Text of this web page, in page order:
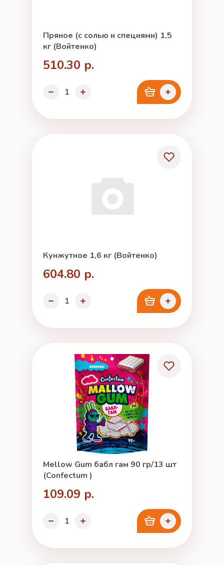
Пряное (с солью и специями) 1,5
кг (Войтенко)
510.30 р.
Кунжутное 1,6 кг (Войтенко)
604.80 р.
Mellow Gum бабл гам 90 гр/13 шт
(Confectum )
109.09 р.